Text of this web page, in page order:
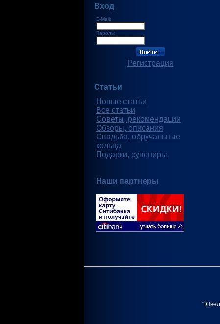
Вход
E-Mail:
Пароль:
Регистрация
Статьи
Новые статьи
Все статьи
Советы, рекомендации
Обзоры, описания
Свадьба, обручальные
кольца
Подарки, сувениры
Наши партнеры